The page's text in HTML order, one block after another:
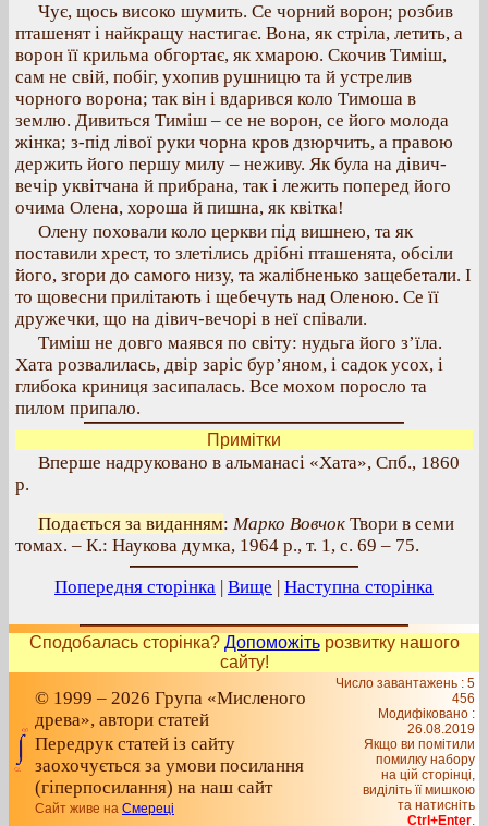
Чує, щось високо шумить. Се чорний ворон; розбив
пташенят і найкращу настигає. Вона, як стріла, летить, а
ворон її крильма обгортає, як хмарою. Скочив Тиміш,
сам не свій, побіг, ухопив рушницю та й устрелив
чорного ворона; так він і вдарився коло Тимоша в
землю. Дивиться Тиміш – се не ворон, се його молода
жінка; з-під лівої руки чорна кров дзюрчить, а правою
держить його першу милу – неживу. Як була на дівич-
вечір уквітчана й прибрана, так і лежить поперед його
очима Олена, хороша й пишна, як квітка!
Олену поховали коло церкви під вишнею, та як
поставили хрест, то злетілись дрібні пташенята, обсіли
його, згори до самого низу, та жалібненько защебетали. І
то щовесни прилітають і щебечуть над Оленою. Се її
дружечки, що на дівич-вечорі в неї співали.
Тиміш не довго маявся по світу: нудьга його з’їла.
Хата розвалилась, двір заріс бур’яном, і садок усох, і
глибока криниця засипалась. Все мохом поросло та
пилом припало.
Примітки
Вперше надруковано в альманасі «Хата», Спб., 1860
р.
Подається за виданням: Марко Вовчок Твори в семи
томах. – К.: Наукова думка, 1964 р., т. 1, с. 69 – 75.
Попередня сторінка | Вище | Наступна сторінка
Сподобалась сторінка? Допоможітьрозвитку нашого
сайту!
© 1999 – 2026 Група «Мисленого
древа», автори статей
Передрук статей із сайту
заохочується за умови посилання
(гіперпосилання) на наш сайт
Сайт живе на Смереці
Число завантажень : 5
456
Модифіковано :
26.08.2019
Якщо ви помітили
помилку набору
на цiй сторiнцi,
видiлiть її мишкою
та натисніть
Ctrl+Enter.